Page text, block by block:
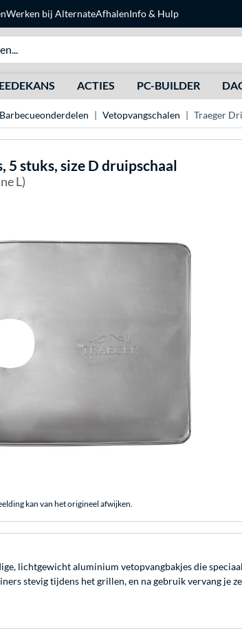
Werken bij AlternateAfhalenInfo & Hulp
ACTIES PC-BUILDER
Barbecueonderdelen Vetopvangschalen Traeger
5 stuks, size D druipschaal
L)
kan van het origineel afwijken.
lichtgewicht aluminium vetopvangbakjes die
stevig tijdens het grillen, en na gebruik vervang je